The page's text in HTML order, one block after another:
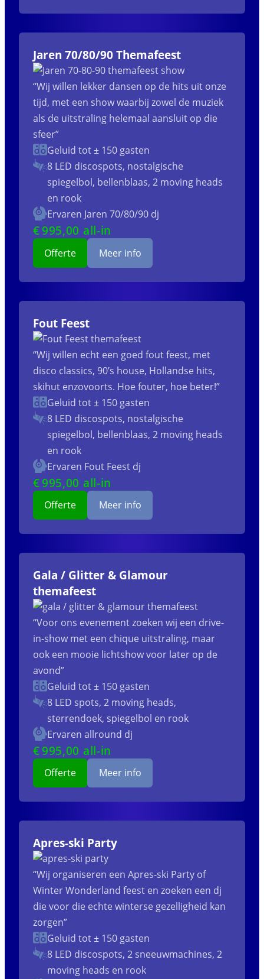
Jaren 70/80/90 Themafeest
“Wij willen lekker dansen op de hits uit onze
tijd, met een show waarbij zowel de muziek
als de uitstraling helemaal aansluit op die
sfeer”
Geluid tot ± 150 gasten
8 LED discospots, nostalgische
spiegelbol, bellenblaas, 2 moving heads
en rook
Ervaren Jaren 70/80/90 dj
€995,00 all-in
Offerte Meer info
Fout Feest
“Wij willen echt een goed fout feest, met
disco classics, 90’s house, Hollandse hits,
skihut enzovoorts. Hoe fouter, hoe beter!”
Geluid tot ± 150 gasten
8 LED discospots, nostalgische
spiegelbol, bellenblaas, 2 moving heads
en rook
Ervaren Fout Feest dj
€995,00 all-in
Offerte Meer info
Gala / Glitter & Glamour
themafeest
“Voor ons evenement zoeken wij een drive-
in-show met een chique uitstraling, maar
ook een mooie lichtshow voor later op de
avond”
Geluid tot ± 150 gasten
8 LED spots, 2 moving heads,
sterrendoek, spiegelbol en rook
Ervaren allround dj
€995,00 all-in
Offerte Meer info
Apres-ski Party
“Wij organiseren een Apres-ski Party of
Winter Wonderland feest en zoeken een dj
die voor die echte winterse gezelligheid kan
zorgen”
Geluid tot ± 150 gasten
8 LED discospots, 2 sneeuwmachines, 2
moving heads en rook